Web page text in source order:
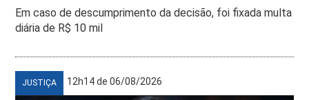
Em caso de descumprimento da decisão, foi fixada multa
diária de R$ 10 mil
JUSTIÇA 12h14 de 06/08/2026